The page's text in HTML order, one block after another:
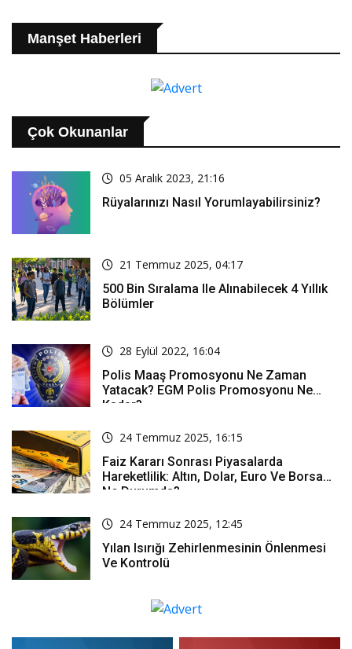
Manşet Haberleri
Çok Okunanlar
05 Aralık 2023, 21:16
Rüyalarınızı Nasıl Yorumlayabilirsiniz?
21 Temmuz 2025, 04:17
500 Bin Sıralama Ile Alınabilecek 4 Yıllık
Bölümler
28 Eylül 2022, 16:04
Polis Maaş Promosyonu Ne Zaman
Yatacak? EGM Polis Promosyonu Ne
Kadar?
24 Temmuz 2025, 16:15
Faiz Kararı Sonrası Piyasalarda
Hareketlilik: Altın, Dolar, Euro Ve Borsa
Ne Durumda?
24 Temmuz 2025, 12:45
Yılan Isırığı Zehirlenmesinin Önlenmesi
Ve Kontrolü